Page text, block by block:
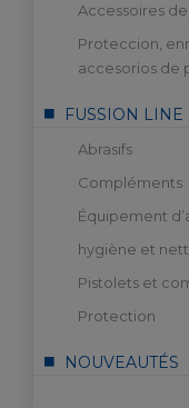
Accessoires
Proteccion,
accesorios de
FUSSION LINE
Abrasifs
Compléments
Équipement
hygiène et
Pistolets et
Protection
NOUVEAUTÉS